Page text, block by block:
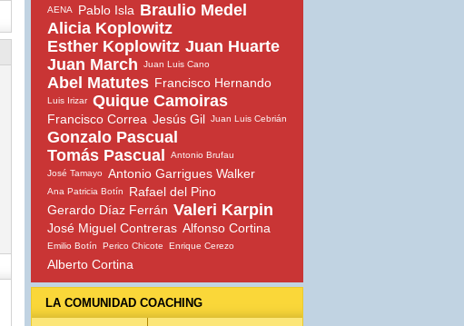
AENA Pablo Isla Braulio Medel
Alicia Koplowitz
Esther Koplowitz Juan Huarte
Juan March
Juan Luis Cano
Abel Matutes Francisco Hernando
Luis Irizar Quique Camoiras
Francisco Correa Jesús Gil Juan Luis Cebrián
Gonzalo Pascual
Tomás Pascual
Antonio Brufau
José Tamayo
Antonio Garrigues Walker
Ana Patricia Botín
Rafael del Pino
Gerardo Díaz Ferrán Valeri Karpin
José Miguel Contreras Alfonso Cortina
Emilio Botín Perico Chicote Enrique Cerezo
Alberto Cortina
LA COMUNIDAD COACHING